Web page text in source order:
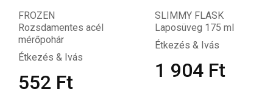
FROZEN
Rozsdamentes acél
mérőpohár
Étkezés & Ivás
552 Ft
SLIMMY FLASK
Laposüveg 175 ml
Étkezés & Ivás
1 904 Ft